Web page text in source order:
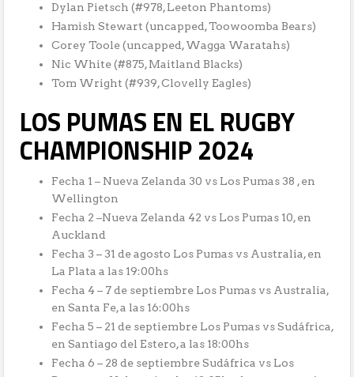
Dylan Pietsch (#978, Leeton Phantoms)
Hamish Stewart (uncapped, Toowoomba Bears)
Corey Toole (uncapped, Wagga Waratahs)
Nic White (#875, Maitland Blacks)
Tom Wright (#939, Clovelly Eagles)
LOS PUMAS EN EL RUGBY
CHAMPIONSHIP 2024
Fecha 1 – Nueva Zelanda 30 vs Los Pumas 38 , en
Wellington
Fecha 2 –Nueva Zelanda 42 vs Los Pumas 10, en
Auckland
Fecha 3 – 31 de agosto Los Pumas vs Australia, en
La Plata a las 19:00hs
Fecha 4 – 7 de septiembre Los Pumas vs Australia,
en Santa Fe, a las 16:00hs
Fecha 5 – 21 de septiembre Los Pumas vs Sudáfrica,
en Santiago del Estero, a las 18:00hs
Fecha 6 – 28 de septiembre Sudáfrica vs Los